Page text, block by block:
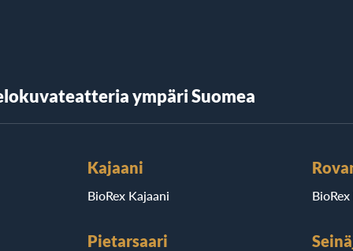
ympäri Suomea
Kajaani
BioRex Kajaani
Pietarsaari